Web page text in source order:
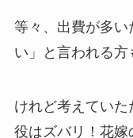
等々、出費が多
い」と言われる方
けれど考えてい
役はズバリ！花嫁